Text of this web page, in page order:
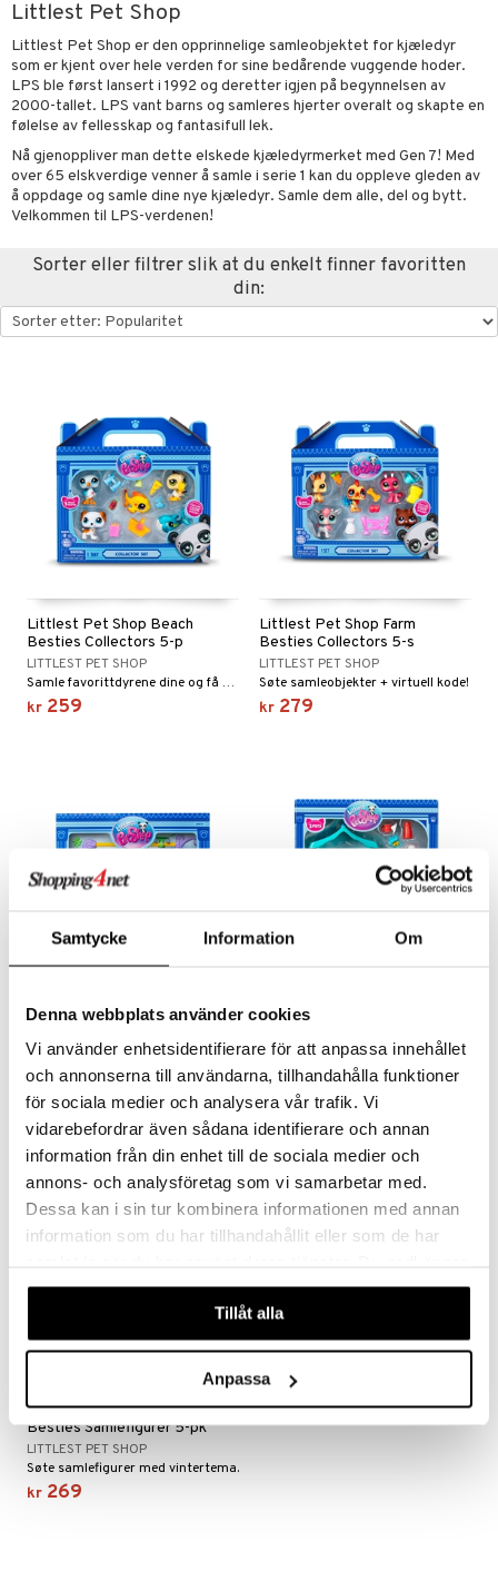
Samtycke Information Om
Denna webbplats använder cookies
Vi använder enhetsidentifierare för att anpassa innehållet
och annonserna till användarna, tillhandahålla funktioner
för sociala medier och analysera vår trafik. Vi
vidarebefordrar även sådana identifierare och annan
information från din enhet till de sociala medier och
annons- och analysföretag som vi samarbetar med.
Dessa kan i sin tur kombinera informationen med annan
information som du har tillhandahållit eller som de har
våra cookies vid fortsatt användande av vår webbplats.
Tillåt alla
Anpassa
Littlest Pet Shop
Littlest Pet Shop er den opprinnelige samleobjektet for kjæledyr
som er kjent over hele verden for sine bedårende vuggende hoder.
LPS ble først lansert i 1992 og deretter igjen på begynnelsen av
2000-tallet. LPS vant barns og samleres hjerter overalt og skapte en
følelse av fellesskap og fantasifull lek.
Nå gjenoppliver man dette elskede kjæledyrmerket med Gen 7! Med
over 65 elskverdige venner å samle i serie 1 kan du oppleve gleden av
å oppdage og samle dine nye kjæledyr. Samle dem alle, del og bytt.
Velkommen til LPS-verdenen!
Sorter eller filtrer slik at du enkelt finner favoritten
din:
Littlest Pet Shop Beach
Besties Collectors 5-p
LITTLEST PET SHOP
Samle favorittdyrene dine og få en virtuell kode!
kr 259
Littlest Pet Shop Farm
Besties Collectors 5-s
LITTLEST PET SHOP
Søte samleobjekter + virtuell kode!
kr 279
Littlest Pet Shop Pets Got
LITTLEST PET SHOP
Et morsomt lekesett med de søte Littlest Pet Shop-dyrene!
kr 349
Littlest Pet Shop Snødag
LITTLEST PET SHOP
Tre søte samledyr og flere tilbehør.
kr 249
Littlest Pet Shop Winter
Besties Samlefigurer 5-pk
LITTLEST PET SHOP
Søte samlefigurer med vintertema.
kr 269
& Matforvaring
& Tilbehør
barnevogner
og Solhatter
& Strømper
å-gå-vogner
Klosser
Builder
Stockholm
Hoppetossa
Born
Prinsesser
Dollhouse
Friends
Barn
Pet Shop
Hester
Wild Life
Zhu Pets
& Gyngedyr
Prinsesser
Potter
Kitty
Patrol
& Findus
Mario
Bluey
Classic
Creator
Disney
Disney Princess
DUPLO
Speed Champions
Spidey
& Kjøkkenredskap
biter
& svar